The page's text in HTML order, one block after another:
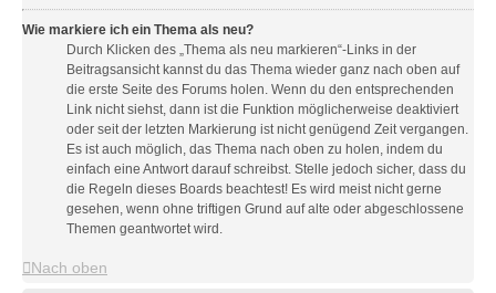
Wie markiere ich ein Thema als neu?
Durch Klicken des „Thema als neu markieren“-Links in der
Beitragsansicht kannst du das Thema wieder ganz nach oben auf
die erste Seite des Forums holen. Wenn du den entsprechenden
Link nicht siehst, dann ist die Funktion möglicherweise deaktiviert
oder seit der letzten Markierung ist nicht genügend Zeit vergangen.
Es ist auch möglich, das Thema nach oben zu holen, indem du
einfach eine Antwort darauf schreibst. Stelle jedoch sicher, dass du
die Regeln dieses Boards beachtest! Es wird meist nicht gerne
gesehen, wenn ohne triftigen Grund auf alte oder abgeschlossene
Themen geantwortet wird.
Nach oben